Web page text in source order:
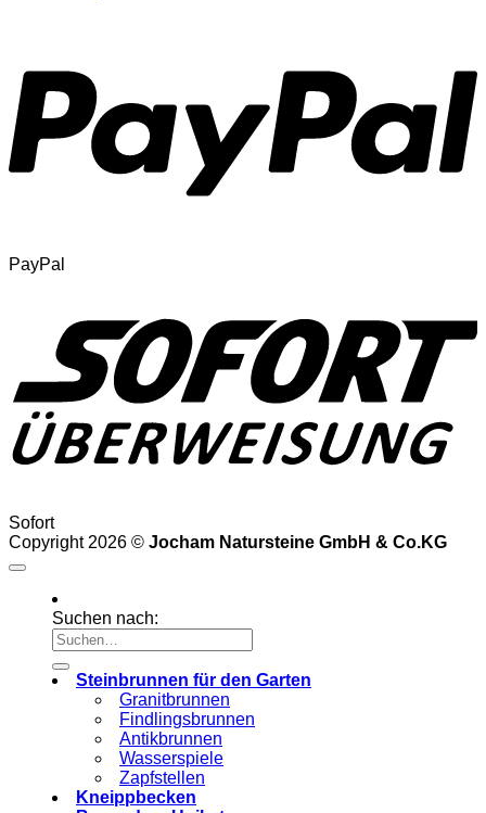
PayPal
Sofort
Copyright 2026 © Jocham Natursteine GmbH & Co.KG
Suchen nach:
Steinbrunnen für den Garten
Granitbrunnen
Findlingsbrunnen
Antikbrunnen
Wasserspiele
Zapfstellen
Kneippbecken